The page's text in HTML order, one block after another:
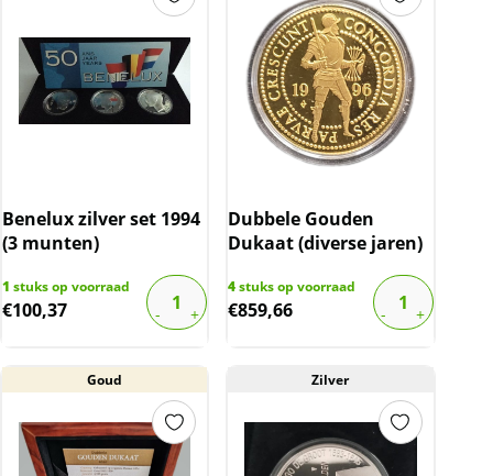
Benelux zilver set 1994
(3 munten)
1 stuks op voorraad
€100,37
Dubbele Gouden
Dukaat (diverse jaren)
4stuks op voorraad
€859,66
Goud Zilver